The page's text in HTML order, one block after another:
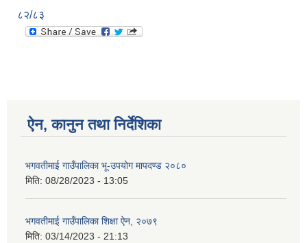
८२/८३
ऐन, कानुन तथा निर्देशिका
भगवतीमाई गाउँपालिका भू-उपयोग मापदण्ड २०८०
मिति: 08/28/2023 - 13:05
भगवतीमाई गाउँपालिका शिक्षा ऐन, २०७९
मिति: 03/14/2023 - 21:13